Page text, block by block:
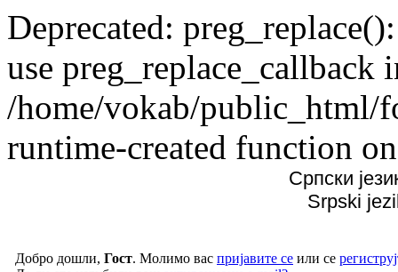
Deprecated:
use preg_replace_callback
/home/vokab/public_html/
runtime-created function
Српски
Srpski
Добро дошли, Гост. Молимо вас пријавите се или се